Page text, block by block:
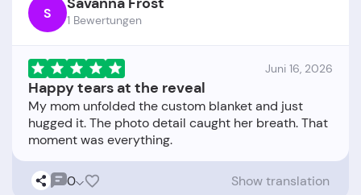
S 1 Bewertungen
Juni 16, 2026
Happy tears at the reveal
My mom unfolded the custom blanket and just
hugged it. The photo detail caught her breath. That
0 Show translation